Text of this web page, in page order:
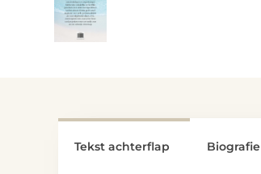
Tekst achterflap Biografie